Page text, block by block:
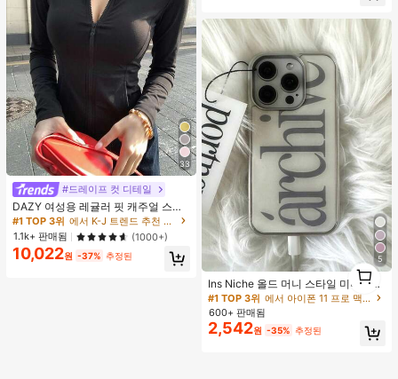
33
#드레이프 컷 디테일
DAZY 여성용 레귤러 핏 캐주얼 스포
츠 지퍼업 봄버 재킷, 봄, 가을 여성 의
류 여성 코트
#1 TOP 3위
에서 K-J 트렌드 추천 상품 여성 아우터웨어
1.1k+ 판매됨
(1000+)
10,022원 -37% 추정된 5
Ins Niche 올드 머니 스타일 미니멀리
스트 영국식 전기 도금 실버 엣지 풀
커버리지 휴대폰 케이스, 아이폰 16 프
로 맥스, 애플 17 프로 맥스, 1/3/12/11,
14 프로 호환 (태그 없음)
#1 TOP 3위
에서 아이폰 11 프로 맥스 패션 폰 케이스
600+ 판매됨
2,542원 -35% 추정된
1